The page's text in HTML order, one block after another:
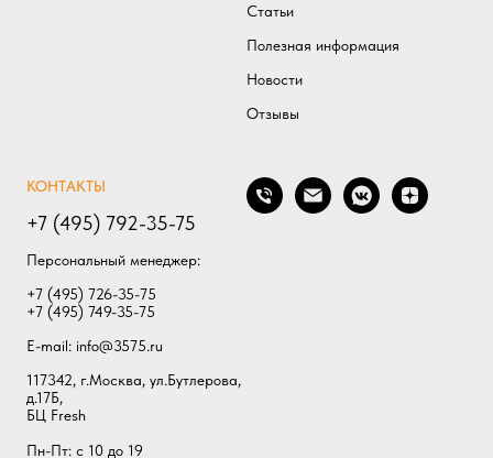
Статьи
Полезная информация
Новости
Отзывы
КОНТАКТЫ
+7 (495) 792-35-75
Персональный менеджер:
+7 (495) 726-35-75
+7 (495) 749-35-75
E-mail: info@3575.ru
117342, г.Москва, ул.Бутлерова,
д.17Б,
БЦ Fresh
Пн-Пт: с 10 до 19